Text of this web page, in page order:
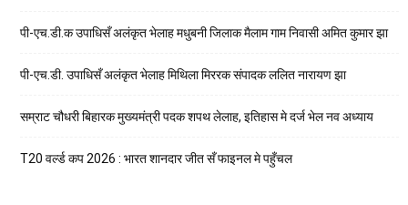
पी-एच.डी.क उपाधिसँ अलंकृत भेलाह मधुबनी जिलाक मैलाम गाम निवासी अमित कुमार झा
पी-एच.डी. उपाधिसँ अलंकृत भेलाह मिथिला मिररक संपादक ललित नारायण झा
सम्राट चौधरी बिहारक मुख्यमंत्री पदक शपथ लेलाह, इतिहास मे दर्ज भेल नव अध्याय
T20 वर्ल्ड कप 2026 : भारत शानदार जीत सँ फाइनल मे पहुँचल